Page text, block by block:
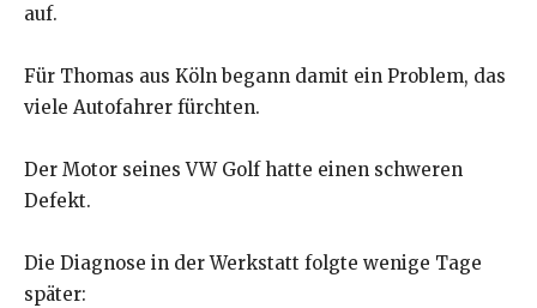
auf.
Für Thomas aus Köln begann damit ein Problem, das
viele Autofahrer fürchten.
Der Motor seines VW Golf hatte einen schweren
Defekt.
Die Diagnose in der Werkstatt folgte wenige Tage
später: